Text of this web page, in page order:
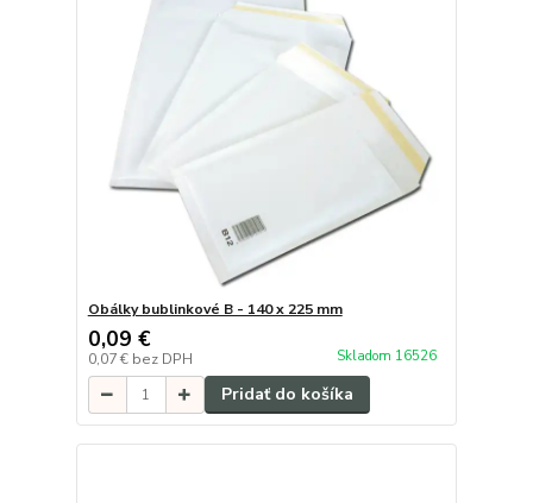
Obálky bublinkové B - 140 x 225 mm
0,09 €
0,07 € bez DPH Skladom 16526
Pridať do košíka